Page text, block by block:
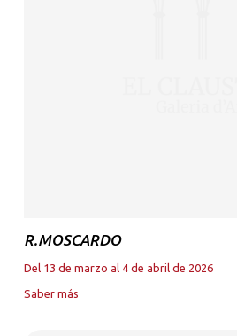
R.MOSCARDO
Del 13 de marzo al 4 de abril de 2026
Saber más